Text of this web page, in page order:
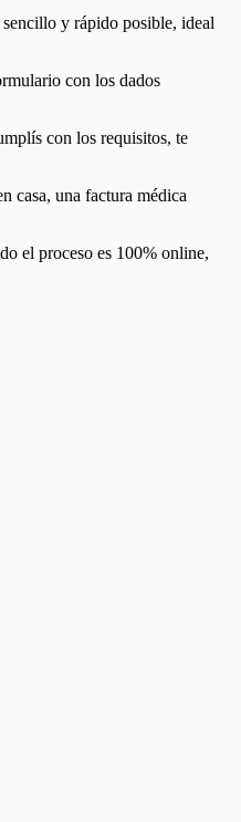
sencillo y rápido posible, ideal
con los dados
con los requisitos, te
casa, una factura médica
el proceso es 100% online,